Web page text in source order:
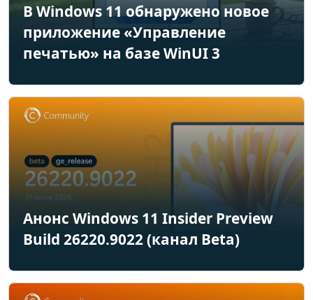
В Windows 11 обнаружено новое
приложение «Управление
печатью» на базе WinUI 3
Анонс Windows 11 Insider Preview
Build 26220.9022 (канал Beta)